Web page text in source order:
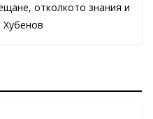
отколкото знания и
Хубенов